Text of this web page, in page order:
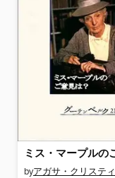
byアガサ・クリスティ